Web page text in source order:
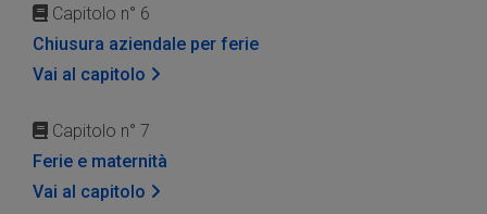
Capitolo n° 6
Chiusura aziendale per ferie
Vai al capitolo
Capitolo n° 7
Ferie e maternità
Vai al capitolo